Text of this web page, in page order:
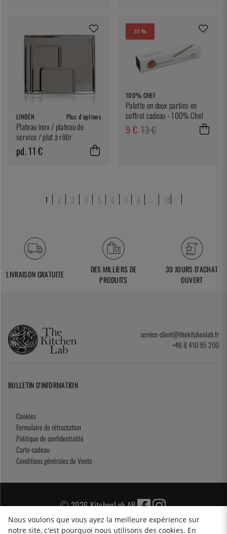
LINDÉN Plus d'options
Plateau inox / plateau de
service / plat à rôtir
pd. 11 €
31 %
100% CHEF
Palette en deux parties en
coffret cadeau - 100% Chef
9 € 13 €
1 2 3 4 5 6 7 8 18
LIVRAISON GRATUITE
DES MILLIERS DE
PRODUITS
30 JOURS D'ACHAT
OUVERT
service-client@thekitchenlab.fr
+46 8 410 95 200
BULLETIN D'INFORMATION
Cookies
Formulaire de rétractation
Politique de confidentialité
Carte-cadeau
Conditions générales de Vente
2026 KitchenLab AB
Nous voulons que vous ayez la meilleure expérience sur
notre site, c'est pourquoi nous utilisons des cookies. En